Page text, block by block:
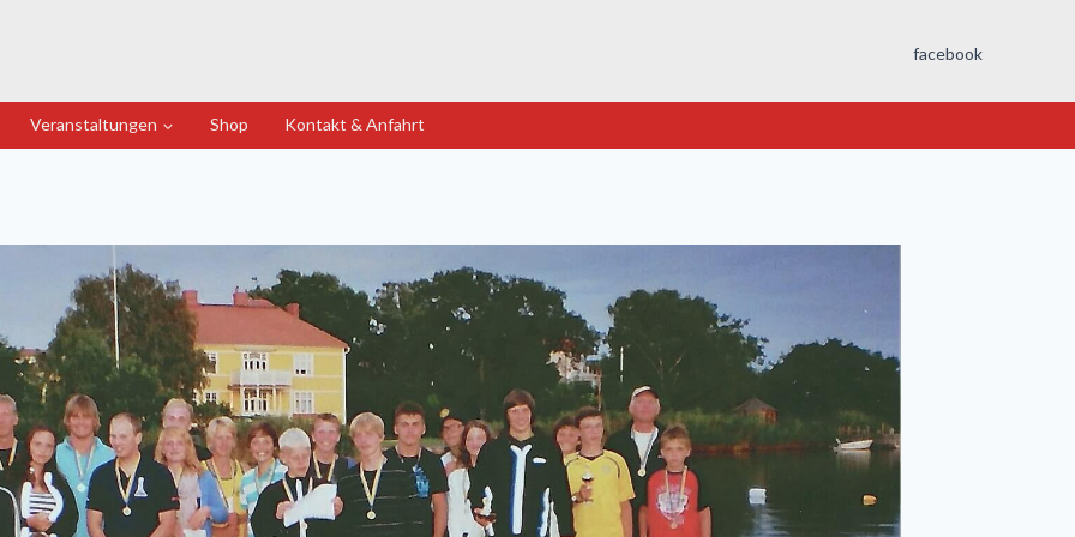
facebook
Veranstaltungen Shop Kontakt & Anfahrt